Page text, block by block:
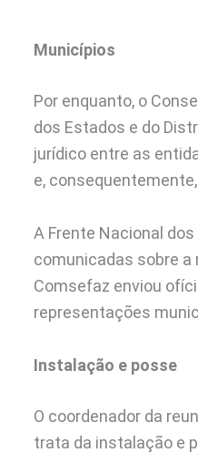
Municípios
Por enquanto, o
dos Estados e do
jurídico entre as
e,
A Frente Nacional
comunicadas sobre a
Comsefaz enviou
representações
Instalação e posse
O coordenador da
trata da instalação e